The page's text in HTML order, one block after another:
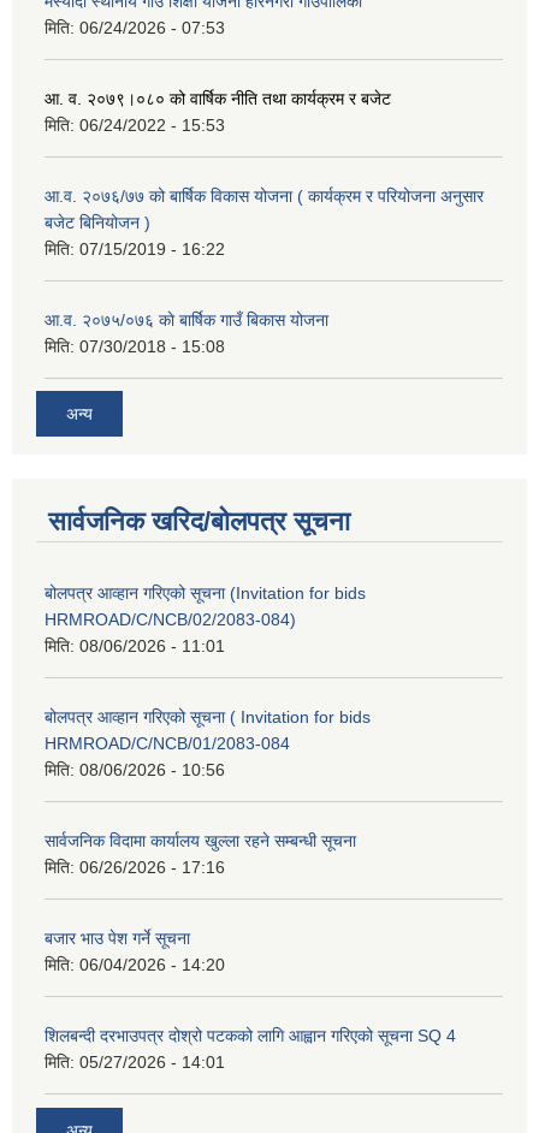
मिति: 06/24/2026 - 07:53
आ. व. २०७९।०८० को वार्षिक नीति तथा कार्यक्रम र बजेट
मिति: 06/24/2022 - 15:53
आ.व. २०७६/७७ को बार्षिक विकास योजना ( कार्यक्रम र परियोजना अनुसार
बजेट बिनियोजन )
मिति: 07/15/2019 - 16:22
आ.व. २०७५/०७६ काे बार्षिक गाउँ बिकास योजना
मिति: 07/30/2018 - 15:08
अन्य
सार्वजनिक खरिद/बोलपत्र सूचना
बोलपत्र आव्हान गरिएको सूचना (Invitation for bids
HRMROAD/C/NCB/02/2083-084)
मिति: 08/06/2026 - 11:01
बोलपत्र आव्हान गरिएको सूचना ( Invitation for bids
HRMROAD/C/NCB/01/2083-084
मिति: 08/06/2026 - 10:56
सार्वजनिक विदामा कार्यालय खुल्ला रहने सम्बन्धी सूचना
मिति: 06/26/2026 - 17:16
बजार भाउ पेश गर्ने सूचना
मिति: 06/04/2026 - 14:20
शिलबन्दी दरभाउपत्र दोश्रो पटकको लागि आह्वान गरिएको सूचना SQ 4
मिति: 05/27/2026 - 14:01